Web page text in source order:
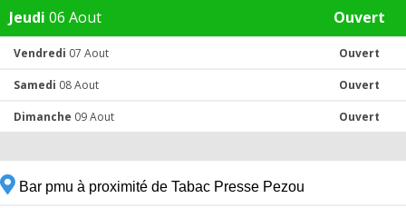
Jeudi 06 Aout Ouvert
Vendredi 07 Aout Ouvert
Samedi 08 Aout Ouvert
Dimanche 09 Aout Ouvert
Bar pmu à proximité de Tabac Presse Pezou